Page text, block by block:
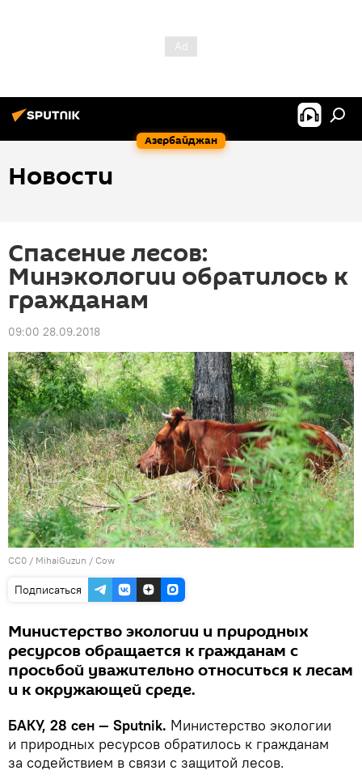
Азербайджан
Новости
Спасение лесов:
Минэкологии обратилось к
гражданам
09:00 28.09.2018
CC0 / MihaiGuzun / Cow
Подписаться
Министерство экологии и природных
ресурсов обращается к гражданам с
просьбой уважительно относиться к лесам
и к окружающей среде.
БАКУ, 28 сен — Sputnik. Министерство экологии
и природных ресурсов обратилось к гражданам
за содействием в связи с защитой лесов.